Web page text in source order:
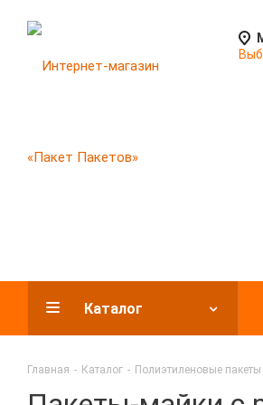
Каталог
Главная - Каталог - Полиэтиленовые пакеты